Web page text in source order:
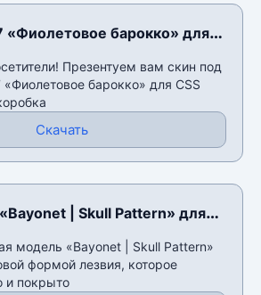
барокко» для
Презентуем вам скин под
«Фиолетовое барокко» для CSS
Скачать
| Skull Pattern» для
модель «Bayonet | Skull Pattern»
формой лезвия, которое
и покрыто